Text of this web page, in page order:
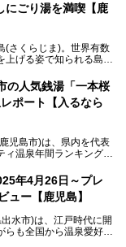
ない絶妙なバランスの
湯を心ゆくまで堪能す
らと宿の魅力を詳しく
「日帰り入浴情報」も
る“生きたお湯”の正体に
にごり湯を満喫【鹿
(さくらじま)。世界有数
げる姿で知られる島で
に面した絶景混浴露天風
にごり湯は、多くの温泉
テルの“温泉”はじめ、
ます。
の人気銭湯「一本桜
ポート【入るなら
児島市)は、県内を代表
温泉年間ランキング2
一番の朝湯など利便性が
も賑わっています。し
28日24時をもって休
年4月26日～プレ
ュー【鹿児島】
水市)は、江戸時代に開
も全国から温泉愛好家